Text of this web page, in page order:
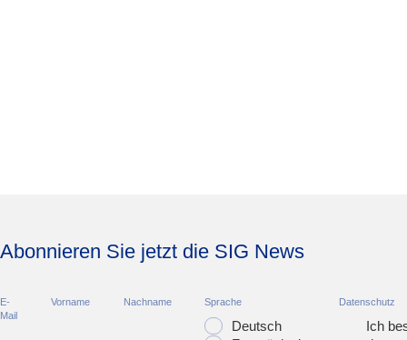
Abonnieren Sie jetzt die SIG News
E-
Mail
Vorname Nachname Sprache
Deutsch
Datenschutz
Ich